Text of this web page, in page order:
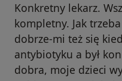
Konkretny lekarz.
kompletny. Jak
dobrze-mi też się
antybiotyku a był
dobra, moje dzieci